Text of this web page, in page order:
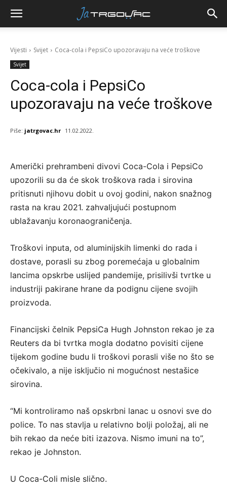
Vijesti Svijet Coca-cola i PepsiCo upozoravaju na veće troškove
Svijet
Coca-cola i PepsiCo
upozoravaju na veće troškove
Piše: jatrgovac.hr 11.02.2022.
Američki prehrambeni divovi Coca-Cola i PepsiCo
upozorili su da će skok troškova rada i sirovina
pritisnuti njihovu dobit u ovoj godini, nakon snažnog
rasta na krau 2021. zahvaljujući postupnom
ublažavanju koronaograničenja.
Troškovi inputa, od aluminijskih limenki do rada i
dostave, porasli su zbog poremećaja u globalnim
lancima opskrbe uslijed pandemije, prisilivši tvrtke u
industriji pakirane hrane da podignu cijene svojih
proizvoda.
Financijski čelnik PepsiCa Hugh Johnston rekao je za
Reuters da bi tvrtka mogla dodatno povisiti cijene
tijekom godine budu li troškovi porasli više no što se
očekivalo, a nije isključio ni mogućnost nestašice
sirovina.
“Mi kontroliramo naš opskrbni lanac u osnovi sve do
police. To nas stavlja u relativno bolji položaj, ali ne
bih rekao da neće biti izazova. Nismo imuni na to”,
rekao je Johnston.
U Coca-Coli misle slično.